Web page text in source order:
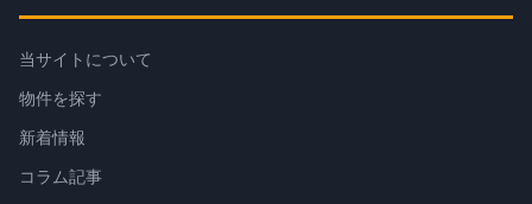
当サイトについて
物件を探す
新着情報
コラム記事